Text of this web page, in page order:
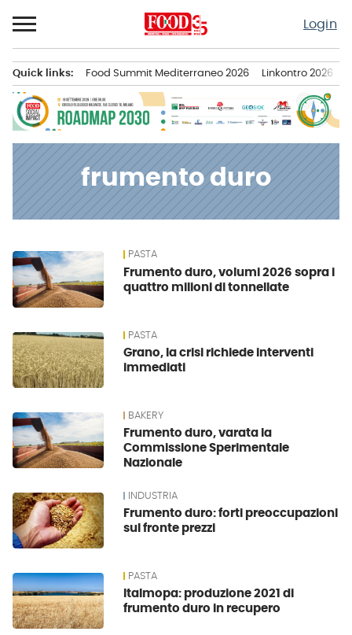
al
contenuto
Login
principale
Quick links: Food Summit Mediterraneo 2026 Linkontro 2026
frumento duro
News PASTA
Frumento duro, volumi 2026 sopra i
quattro milioni di tonnellate
PASTA
Grano, la crisi richiede interventi
immediati
BAKERY
Frumento duro, varata la
Commissione Sperimentale
Nazionale
INDUSTRIA
Frumento duro: forti preoccupazioni
sul fronte prezzi
PASTA
Italmopa: produzione 2021 di
frumento duro in recupero